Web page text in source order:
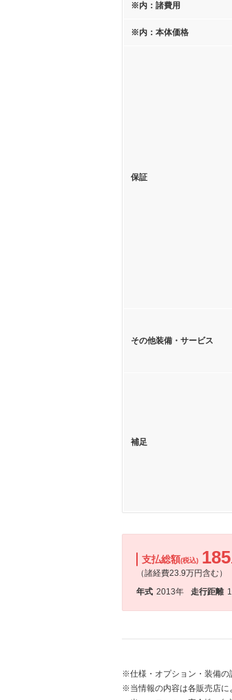
※内：諸費用
※内：本体価格
保証
その他装備・サービス
補足
支払総額(税込) 185
（諸経費23.9万円含む）
年式 2013年 走行距離
※仕様・オプション・装備の
※当情報の内容は各販売店に